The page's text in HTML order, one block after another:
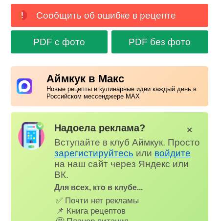
Сообщить об ошибке в рецепте
PDF с фото PDF без фото
Аймкук в Макс
Новые рецепты и кулинарные идеи каждый день в
Российском мессенджере MAX
Надоела реклама?
Вступайте в клуб Аймкук. Просто
зарегистируйтесь или войдите
на наш сайт через Яндекс или
ВК.
Для всех, кто в клубе...
✅ Почти нет рекламы
📌 Книга рецептов
✕